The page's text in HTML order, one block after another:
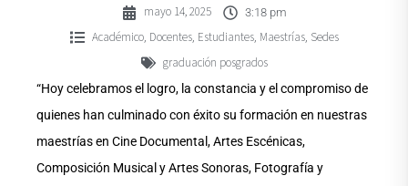
mayo 14, 2025 3:18 pm
Académico, Docentes, Estudiantes, Maestrías, Sedes
graduación posgrados
“Hoy celebramos el logro, la constancia y el compromiso de
quienes han culminado con éxito su formación en nuestras
maestrías en Cine Documental, Artes Escénicas,
Composición Musical y Artes Sonoras, Fotografía y